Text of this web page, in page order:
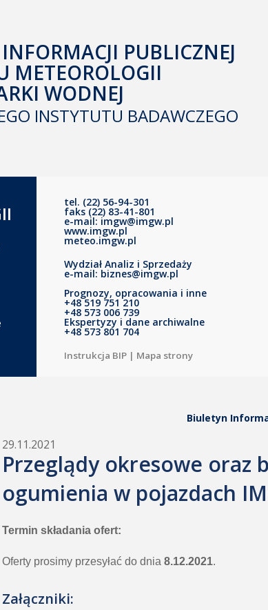
PUBLICZNEJ
METEOROLOGII
WODNEJ
INSTYTUTU BADAWCZEGO
tel. (22) 56-94-301
faks (22) 83-41-801
e-mail: imgw@imgw.pl
www.imgw.pl
meteo.imgw.pl
Wydział Analiz i Sprzedaży
e-mail: biznes@imgw.pl
Prognozy, opracowania i inne
+48 519 751 210
+48 573 006 739
Ekspertyzy i dane archiwalne
+48 573 801 704
Instrukcja BIP | Mapa strony
Biuletyn
29.11.2021
Przeglądy okresowe oraz
ogumienia w pojazdach
Termin składania ofert:
Oferty prosimy przesyłać do dnia 8.12.2021.
Załączniki: